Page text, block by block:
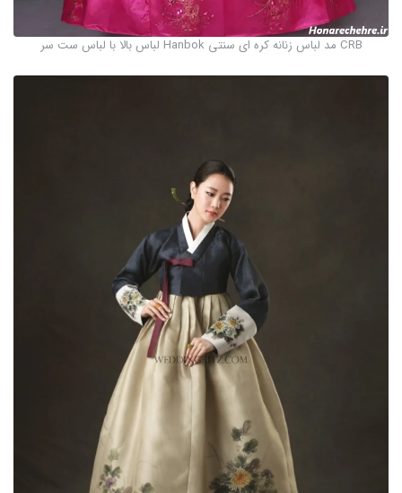
CRB مد لباس زنانه کره ای سنتی Hanbok لباس بالا با لباس ست سر